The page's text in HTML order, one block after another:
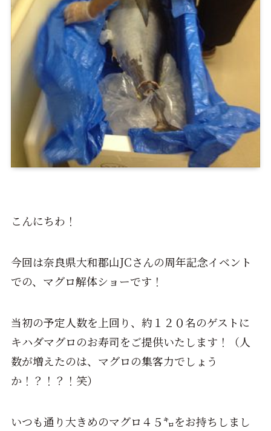
こんにちわ！
今回は奈良県大和郡山JCさんの周年記念イベント
での、マグロ解体ショーです！
当初の予定人数を上回り、約１２０名のゲストに
キハダマグロのお寿司をご提供いたします！（人
数が増えたのは、マグロの集客力でしょう
か！？！？！笑）
いつも通り大きめのマグロ４５㌔をお持ちしまし